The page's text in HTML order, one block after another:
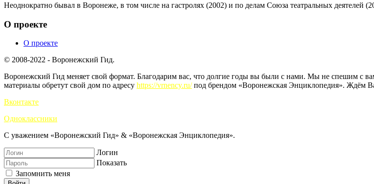
Неоднократно бывал в Воронеже, в том числе на гастролях (2002) и по делам Союза театральных деятелей
О проекте
О проекте
© 2008-2022 - Воронежский Гид.
Воронежский Гид меняет свой формат. Благодарим вас, что долгие годы вы были с нами. Мы не спешим с
материалы обретут свой дом по адресу https://vrnency.ru/под брендом «Воронежская Энциклопедия». Ждём
Вконтакте
Одноклассники
С уважением «Воронежский Гид» & «Воронежская Энциклопедия».
Логин
Показать
Запомнить меня